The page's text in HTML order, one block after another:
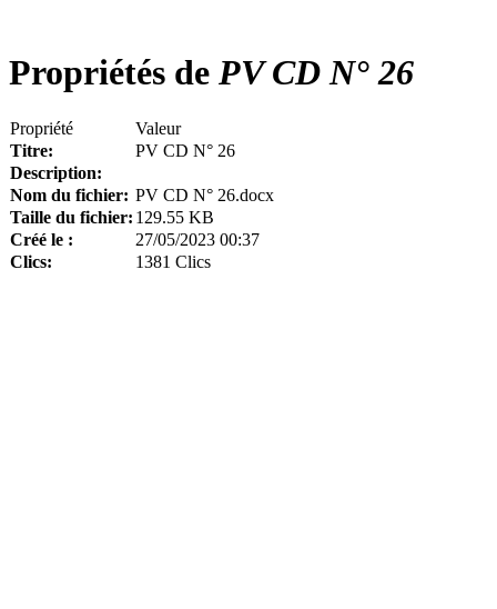
Propriétés de PV CD N° 26
Propriété
Valeur
Titre:
PV CD N° 26
Description:
Nom du fichier: PV CD N° 26.docx
Taille du fichier: 129.55 KB
Créé le :
27/05/2023 00:37
Clics:
1381 Clics